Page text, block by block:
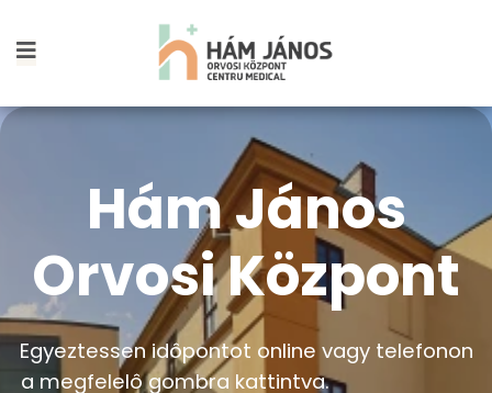
Hám János
Orvosi Központ
Egyeztessen idôpontot online vagy telefonon
a megfelelô gombra kattintva.